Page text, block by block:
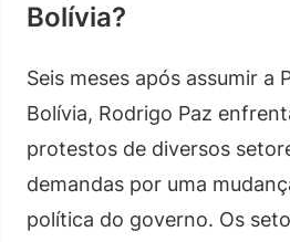
Bolívia?
Seis meses após assumir a
Bolívia, Rodrigo Paz
protestos de diversos
demandas por uma
política do governo. Os